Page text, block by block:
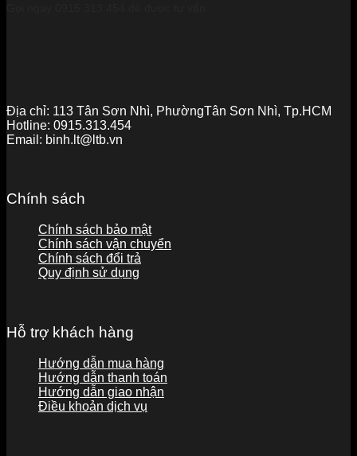
Địa chỉ: 113 Tân Sơn Nhì, PhườngTân Sơn Nhì, Tp.HCM
Hotline: 0915.313.454
Email: binh.lt@ltb.vn
Chính sách
Chính sách bảo mật
Chính sách vận chuyển
Chính sách đổi trả
Quy định sử dụng
Hỗ trợ khách hàng
Hướng dẫn mua hàng
Hướng dẫn thanh toán
Hướng dẫn giao nhận
Điều khoản dịch vụ